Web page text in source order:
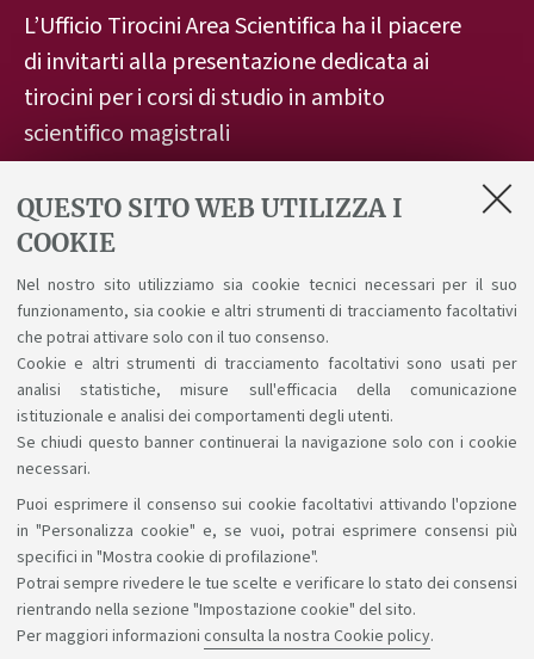
QUESTO SITO WEB UTILIZZA I
COOKIE
Nel nostro sito utilizziamo sia cookie tecnici necessari per il suo
funzionamento, sia cookie e altri strumenti di tracciamento facoltativi
che potrai attivare solo con il tuo consenso.
Cookie e altri strumenti di tracciamento facoltativi sono usati per
analisi statistiche, misure sull'efficacia della comunicazione
istituzionale e analisi dei comportamenti degli utenti.
Se chiudi questo banner continuerai la navigazione solo con i cookie
necessari.
Puoi esprimere il consenso sui cookie facoltativi attivando l'opzione
in "Personalizza cookie" e, se vuoi, potrai esprimere consensi più
specifici in "Mostra cookie di profilazione".
Potrai sempre rivedere le tue scelte e verificare lo stato dei consensi
rientrando nella sezione "Impostazione cookie" del sito.
Per maggiori informazioni consulta la nostra Cookie policy.
L’Ufficio Tirocini Area Scientifica ha il piacere
di invitarti alla presentazione dedicata ai
tirocini per i corsi di studio in ambito
scientifico magistrali
26 marzo 2026 dalle 10:00 alle 11:30
Microsoft Teams - Online
Per partecipare alla presentazione del 26 Marzo 2026
cliccaquidalle 10:00.
Sosteniamo il diritto alla conoscenza
Seguici su: